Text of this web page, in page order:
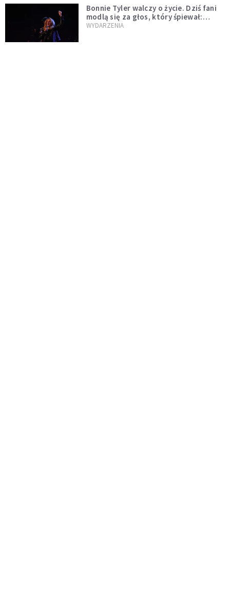
Bonnie Tyler walczy o życie. Dziś fani
modlą się za głos, który śpiewał:
"Lord, help me"
WYDARZENIA